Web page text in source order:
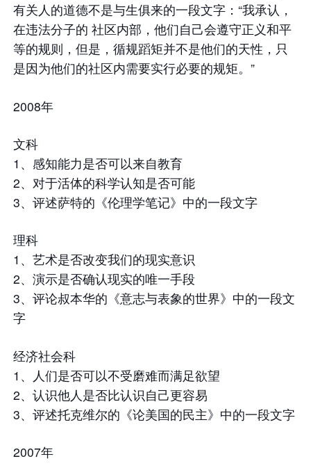
有关人的道德不是与生俱来的一段文字：“我承认，
在违法分子的 社区内部，他们自己会遵守正义和平
等的规则，但是，循规蹈矩并不是他们的天性，只
是因为他们的社区内需要实行必要的规矩。”
2008年
文科
1、感知能力是否可以来自教育
2、对于活体的科学认知是否可能
3、评述萨特的《伦理学笔记》中的一段文字
理科
1、艺术是否改变我们的现实意识
2、演示是否确认现实的唯一手段
3、评论叔本华的《意志与表象的世界》中的一段文
字
经济社会科
1、人们是否可以不受磨难而满足欲望
2、认识他人是否比认识自己更容易
3、评述托克维尔的《论美国的民主》中的一段文字
2007年